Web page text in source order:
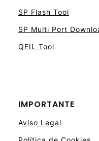
SP Flash Tool
SP Multi Port
QFIL Tool
IMPORTANTE
Aviso Legal